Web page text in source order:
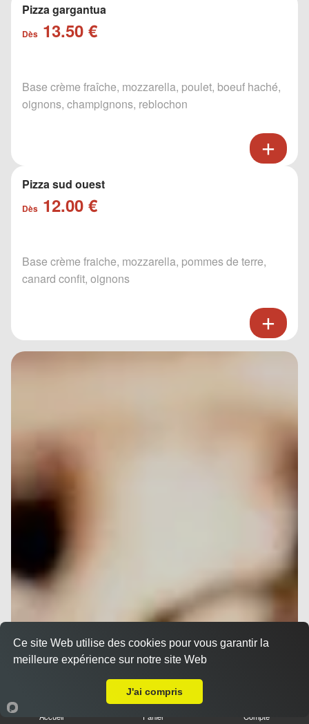
Pizza gargantua
Dès 13.50 €
Base crème fraîche, mozzarella, poulet, boeuf haché,
oignons, champignons, reblochon
Pizza sud ouest
Dès 12.00 €
Base crème fraiche, mozzarella, pommes de terre,
canard confit, oignons
Accueil Panier Compte
Ce site Web utilise des cookies pour vous garantir la
meilleure expérience sur notre site Web
J'ai compris